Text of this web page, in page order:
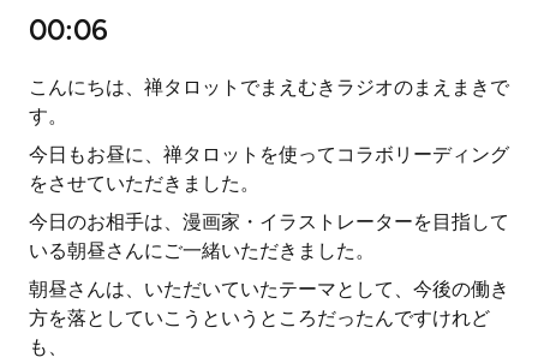
00:06
こんにちは、禅タロットでまえむきラジオのまえまきで
す。
今日もお昼に、禅タロットを使ってコラボリーディング
をさせていただきました。
今日のお相手は、漫画家・イラストレーターを目指して
いる朝昼さんにご一緒いただきました。
朝昼さんは、いただいていたテーマとして、今後の働き
方を落としていこうというところだったんですけれど
も、